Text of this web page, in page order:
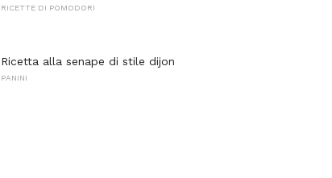
RICETTE DI POMODORI
Ricetta alla senape di stile dijon
PANINI